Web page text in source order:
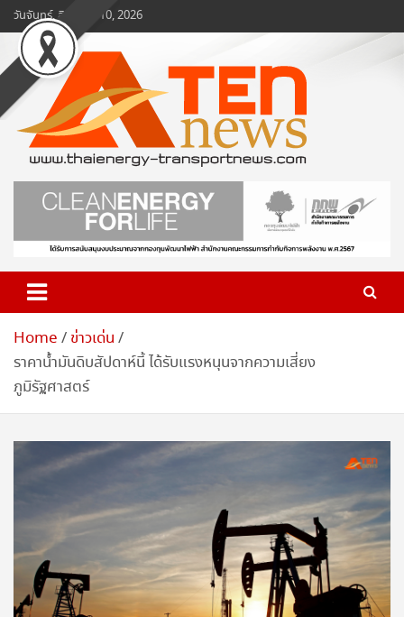
Skip
to
content
วันจันทร์, สิงหาคม 10, 2026
www.ten-news.com
ข่าวพลังงานและคมนาคม
Home
ข่าวเด่น
ราคาน้ำมันดิบสัปดาห์นี้ ได้รับแรงหนุนจากความเสี่ยง
ภูมิรัฐศาสตร์